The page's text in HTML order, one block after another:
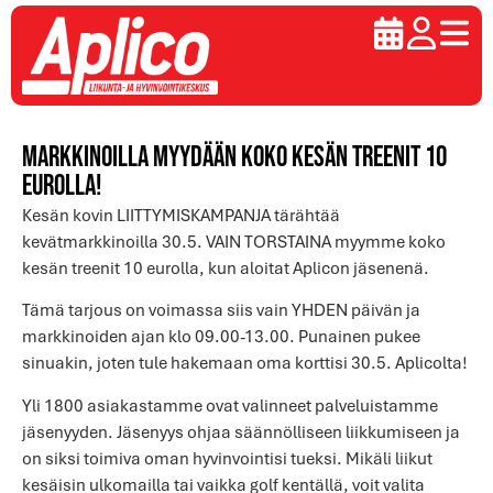
Markkinoilla myydään koko kesän treenit 10
eurolla!
Kesän kovin LIITTYMISKAMPANJA tärähtää
kevätmarkkinoilla 30.5. VAIN TORSTAINA myymme koko
kesän treenit 10 eurolla, kun aloitat Aplicon jäsenenä.
Tämä tarjous on voimassa siis vain YHDEN päivän ja
markkinoiden ajan klo 09.00-13.00. Punainen pukee
sinuakin, joten tule hakemaan oma korttisi 30.5. Aplicolta!
Yli 1800 asiakastamme ovat valinneet palveluistamme
jäsenyyden. Jäsenyys ohjaa säännölliseen liikkumiseen ja
on siksi toimiva oman hyvinvointisi tueksi. Mikäli liikut
kesäisin ulkomailla tai vaikka golf kentällä, voit valita